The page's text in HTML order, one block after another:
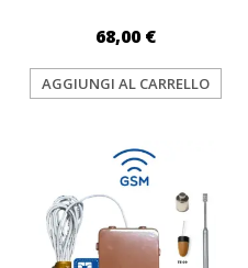
68,00 €
AGGIUNGI AL CARRELLO